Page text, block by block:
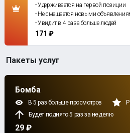
- Удерживается на первой позиции
- Не смещается новыми
- Увидит в 4 раза больше людей
171 ₽
Пакеты услуг
Бомба
В 5 раз больше просмотров
Будет поднято 5 раз за неделю
29 ₽